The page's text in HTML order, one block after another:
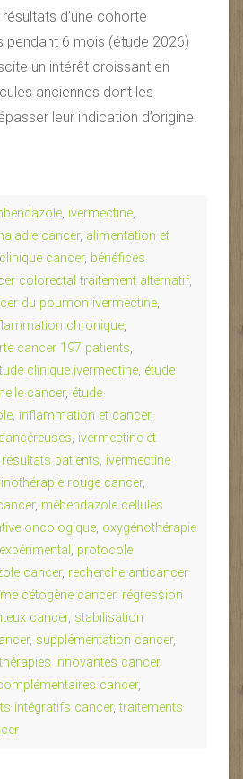
d’une cohorte
pendant 6 mois (étude 2026)
un intérêt croissant en
anciennes dont les
leur indication d’origine.
, ivermectine,
cancer, alimentation et
cancer, bénéfices
colorectal traitement alternatif,
du poumon ivermectine,
chronique,
cancer 197 patients,
clinique ivermectine, étude
cancer, étude
, inflammation et cancer,
, ivermectine et
patients, ivermectine
rouge cancer,
, mébendazole cellules
oncologique, oxygénothérapie
, protocole
cancer, recherche anticancer
cétogène cancer, régression
cancer, stabilisation
, supplémentation cancer,
thérapies innovantes cancer,
cancer,
intégratifs cancer,traitements